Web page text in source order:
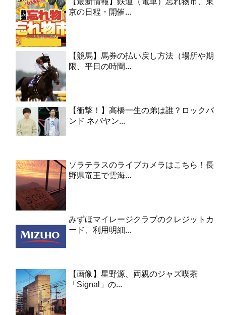
京の日程・開催...
【競馬】馬券の払い戻し方法（場所や期
限、平日の時間...
【衝撃！】高橋一生の弟は誰？ロックバ
ンド ネバヤン...
ソラテラスのライブカメラはこちら！長
野県竜王で雲海...
みずほマイレージクラブのクレジットカ
ード、利用明細...
【画像】星野源、両親のジャズ喫茶
「Signal」の...